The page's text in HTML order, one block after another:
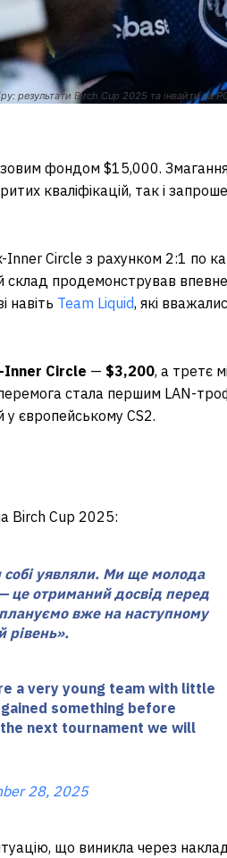
результати Birch Cup 2025 та інвайти на
фондом $15,000.
кваліфікацій, так і
Inner Circle з рахунком 2:1 по
продемонстрував
навіть Team Liquid, які
Inner Circle — $3,200, а третє
стала першим LAN-
у європейському CS2.
Birch Cup 2025:
уявляли. Ми ще молода
це отриманий досвід перед
вже на наступному
рівень».
a very young team with little
something before
the next tournament we will
28, 2025
що виникла через